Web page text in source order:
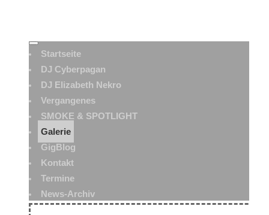
Startseite
DJ Cyberpagan
DJ Elizabeth Nekro
Vergangenes
SMOKE & SPOTLIGHT
Galerie
GigBlog
Kontakt
Termine
News-Archiv